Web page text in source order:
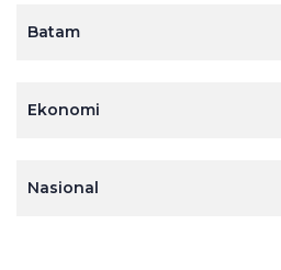
Batam
Ekonomi
Nasional